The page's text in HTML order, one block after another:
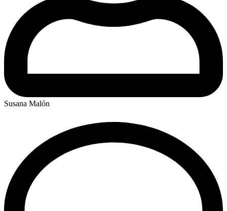
Susana Malón